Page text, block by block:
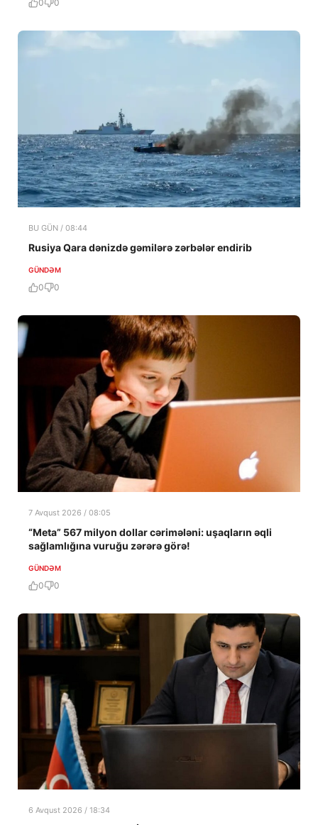
0 0
BU GÜN / 08:44
Rusiya Qara dənizdə gəmilərə zərbələr endirib
GÜNDƏM
0 0
7 Avqust 2026 / 08:05
“Meta” 567 milyon dollar cərimələni: uşaqların əqli
sağlamlığına vuruğu zərərə görə!
GÜNDƏM
0 0
6 Avqust 2026 / 18:34